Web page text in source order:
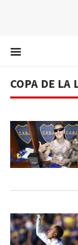
COPA DE LA